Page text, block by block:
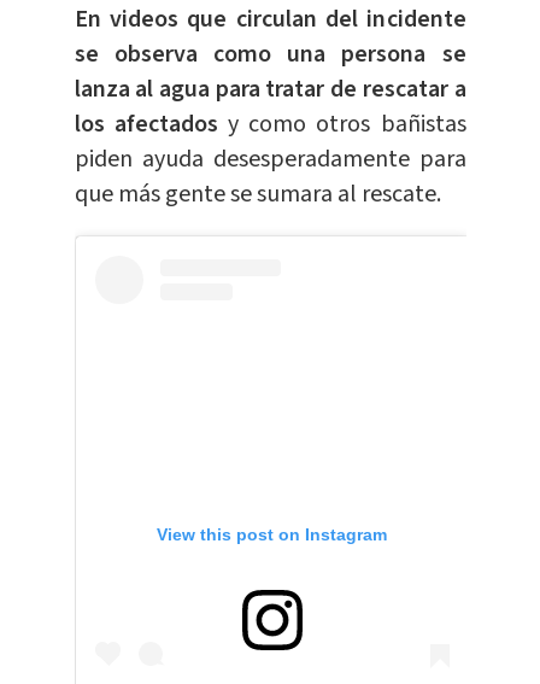
En videos que circulan del incidente
se observa como una persona se
lanza al agua para tratar de rescatar a
los afectados y como otros bañistas
piden ayuda desesperadamente para
que más gente se sumara al rescate.
View this post on Instagram